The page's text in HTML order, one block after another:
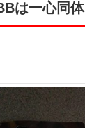
は一心同体